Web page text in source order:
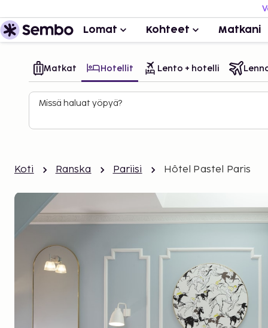
Lomat Kohteet Matkani
Matkat Hotellit Lento + hotelli
Missä haluat yöpyä?
Koti Ranska Pariisi Hôtel Pastel Paris